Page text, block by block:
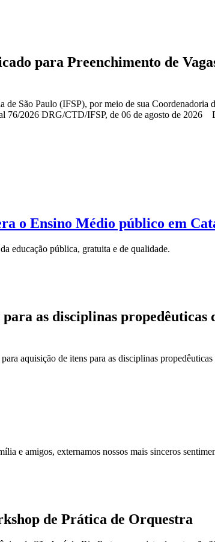
para Preenchimento de
São Paulo (IFSP), por meio de sua Coordenadoria
76/2026 DRG/CTD/IFSP, de 06 de agosto de
o Ensino Médio público em
educação pública, gratuita e de qualidade.
as disciplinas propedêuticas
aquisição de itens para as disciplinas
e amigos, externamos nossos mais sinceros
de Prática de Orquestra